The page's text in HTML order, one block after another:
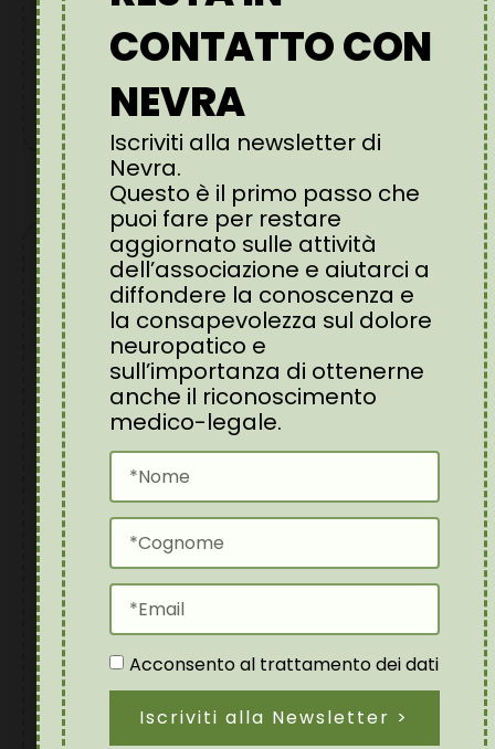
NECESSARIO
Leggi l'articolo
DOLORE NEUROPATICO
POST-TRAUMATICO:
UNA SFIDA MEDICO-
LEGALE, NON UN
PROBLEMA
“SOGGETTIVO”
Febbraio 10, 2026
CONTATTO CON
NEVRA
Iscriviti alla newsletter di
Nevra.
Questo è il primo passo che
puoi fare per restare
aggiornato sulle attività
dell’associazione e aiutarci a
diffondere la conoscenza e
la consapevolezza sul dolore
neuropatico e
sull’importanza di ottenerne
anche il riconoscimento
medico-legale.
Acconsento al trattamento dei dati
Iscriviti alla Newsletter >